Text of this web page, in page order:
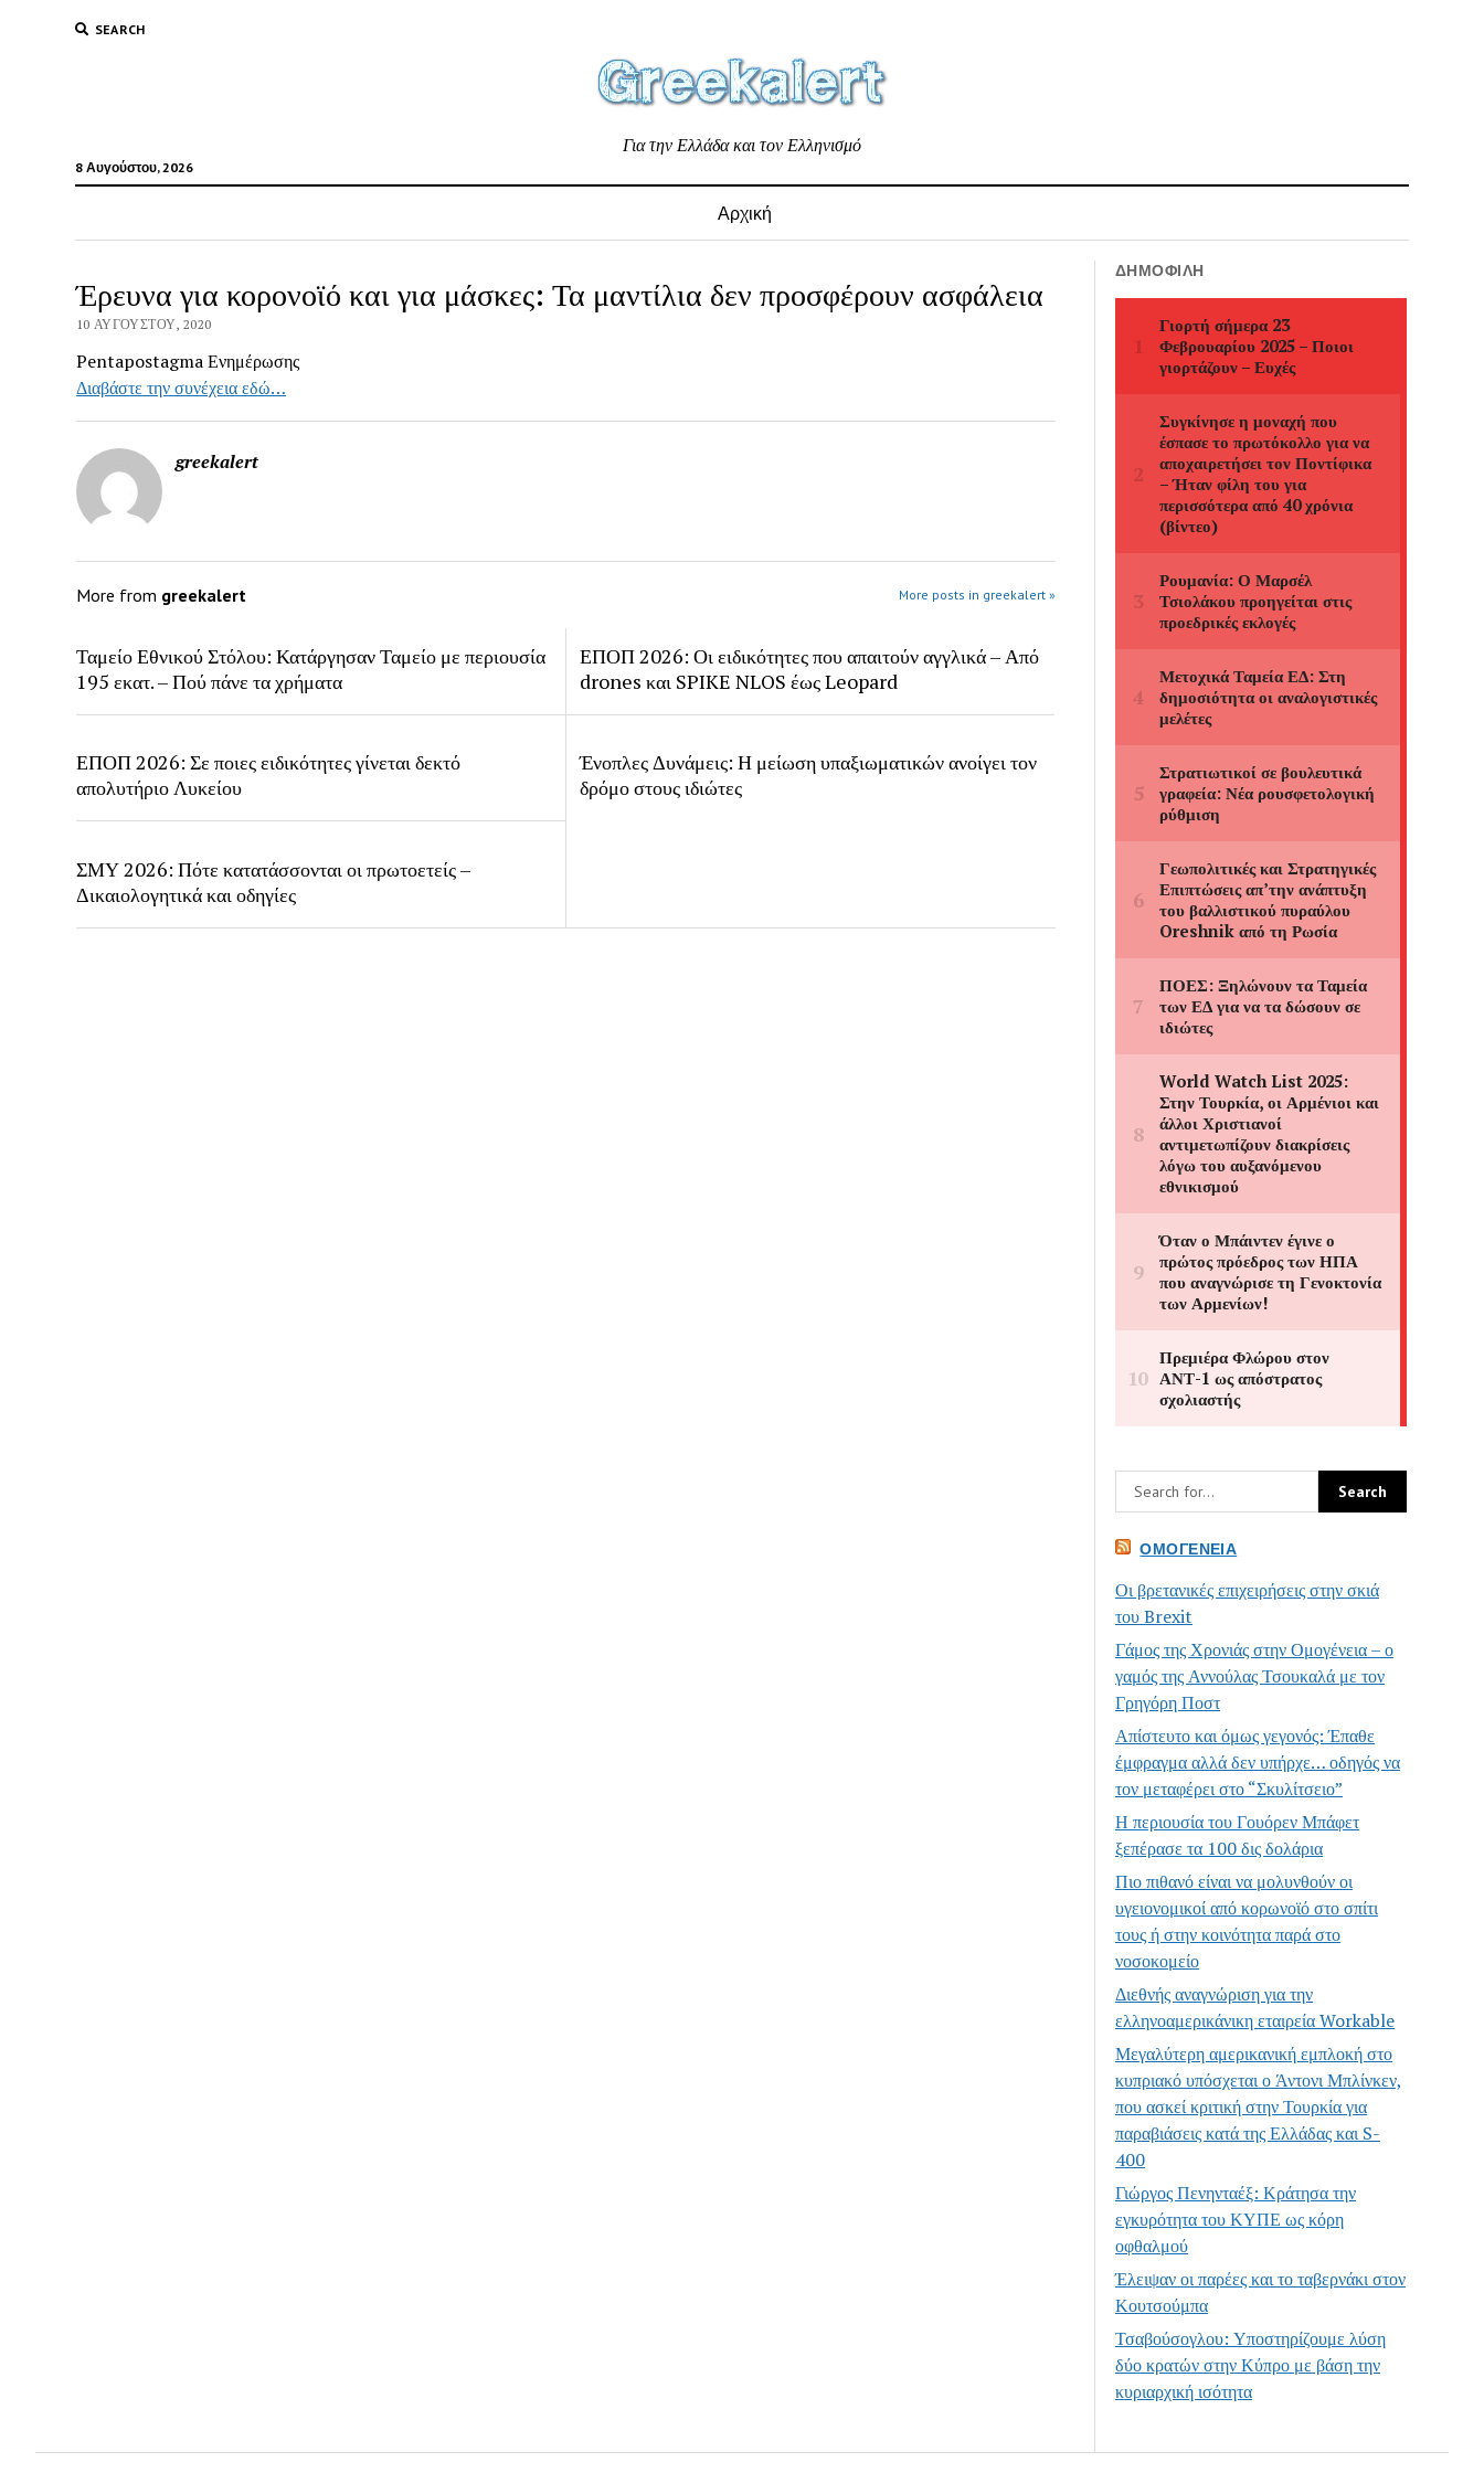
SEARCH
8 Αυγούστου, 2026
Για την Ελλάδα και τον Ελληνισμό
Αρχική
Έρευνα για κορονοϊό και για μάσκες: Τα μαντίλια δεν προσφέρουν ασφάλεια
10 ΑΥΓΟΎΣΤΟΥ, 2020
Pentapostagma Ενημέρωσης
Διαβάστε την συνέχεια εδώ…
greekalert
More from greekalert More posts in greekalert »
Ταμείο Εθνικού Στόλου: Κατάργησαν Ταμείο με περιουσία
195 εκατ. – Πού πάνε τα χρήματα
ΕΠΟΠ 2026: Οι ειδικότητες που απαιτούν αγγλικά – Από
drones και SPIKE NLOS έως Leopard
ΕΠΟΠ 2026: Σε ποιες ειδικότητες γίνεται δεκτό
απολυτήριο Λυκείου
Ένοπλες Δυνάμεις: Η μείωση υπαξιωματικών ανοίγει τον
δρόμο στους ιδιώτες
ΣΜΥ 2026: Πότε κατατάσσονται οι πρωτοετείς –
Δικαιολογητικά και οδηγίες
ΔΗΜΟΦΙΛΉ
ΟΜΟΓΈΝΕΙΑ
Οι βρετανικές επιχειρήσεις στην σκιά
του Brexit
Γάμος της Χρονιάς στην Ομογένεια – ο
γαμός της Αννούλας Τσουκαλά με τον
Γρηγόρη Ποστ
Απίστευτο και όμως γεγονός: Έπαθε
έμφραγμα αλλά δεν υπήρχε… οδηγός να
τον μεταφέρει στο “Σκυλίτσειο”
Η περιουσία του Γουόρεν Μπάφετ
ξεπέρασε τα 100 δις δολάρια
Πιο πιθανό είναι να μολυνθούν οι
υγειονομικοί από κορωνοϊό στο σπίτι
τους ή στην κοινότητα παρά στο
νοσοκομείο
Διεθνής αναγνώριση για την
ελληνοαμερικάνικη εταιρεία Workable
Μεγαλύτερη αμερικανική εμπλοκή στο
κυπριακό υπόσχεται ο Άντονι Μπλίνκεν,
που ασκεί κριτική στην Τουρκία για
παραβιάσεις κατά της Ελλάδας και S-
400
Γιώργος Πενηνταέξ: Κράτησα την
εγκυρότητα του ΚΥΠΕ ως κόρη
οφθαλμού
Έλειψαν οι παρέες και το ταβερνάκι στον
Κουτσούμπα
Τσαβούσογλου: Υποστηρίζουμε λύση
δύο κρατών στην Κύπρο με βάση την
κυριαρχική ισότητα